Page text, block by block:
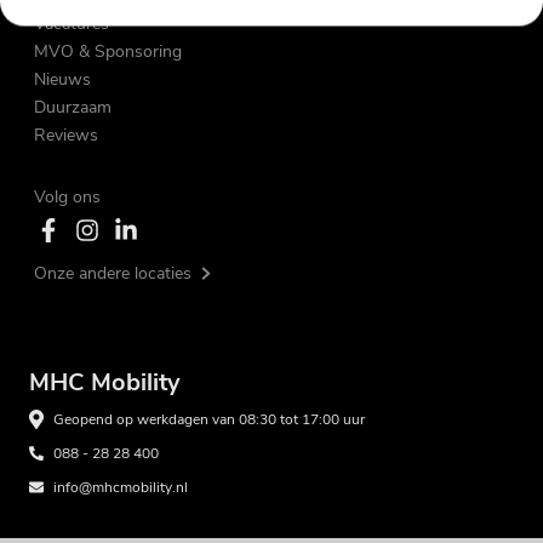
Vacatures
MVO & Sponsoring
Nieuws
Duurzaam
Reviews
Volg ons
Onze andere locaties
MHC Mobility
Geopend op werkdagen van 08:30 tot 17:00 uur
088 - 28 28 400
info@mhcmobility.nl